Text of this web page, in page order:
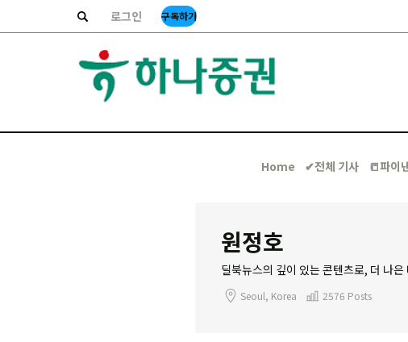
로그인 구독하기
Home ✔︎전체 기사 📒파이
원정호
딜북뉴스의 깊이 있는 콘텐츠로, 더 나
Seoul, Korea 2576 Posts